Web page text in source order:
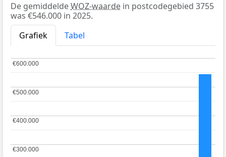
De gemiddeldeWOZ-waarde in postcodegebied 3755
was €546.000 in 2025.
Grafiek
Tabel
€300.000
€300.000
€400.000
€400.000
€500.000
€500.000
€600.000
€600.000